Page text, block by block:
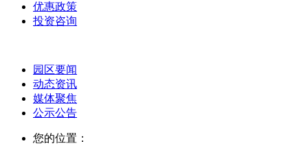
优惠政策
投资咨询
园区要闻
动态资讯
媒体聚焦
公示公告
您的位置：